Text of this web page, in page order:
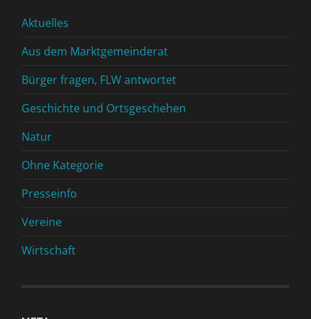
Aktuelles
Aus dem Marktgemeinderat
Bürger fragen, FLW antwortet
Geschichte und Ortsgeschehen
Natur
Ohne Kategorie
Presseinfo
Vereine
Wirtschaft